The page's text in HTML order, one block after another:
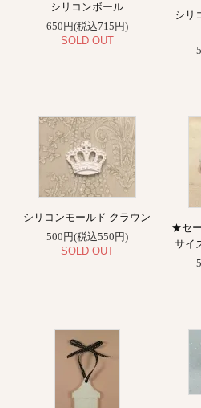
シリコンボール
650円(税込715円)
SOLD OUT
シリ
シリコンモールド クラウン
500円(税込550円)
SOLD OUT
★セ
サイ